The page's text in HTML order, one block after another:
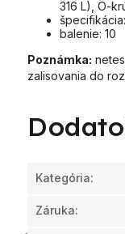
316 L), O-
balenie: 10
Poznámka:
zalisovania do
Kategória:
Záruka: